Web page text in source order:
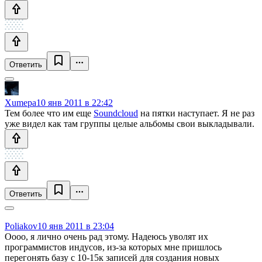
Ответить
Xumepa10 янв 2011 в 22:42
Тем более что им еще Soundcloud на пятки наступает. Я не раз
уже видел как там группы целые альбомы свои выкладывали.
Ответить
Poliakov10 янв 2011 в 23:04
Оооо, я лично очень рад этому. Надеюсь уволят их
программистов индусов, из-за которых мне пришлось
перегонять базу с 10-15к записей для создания новых